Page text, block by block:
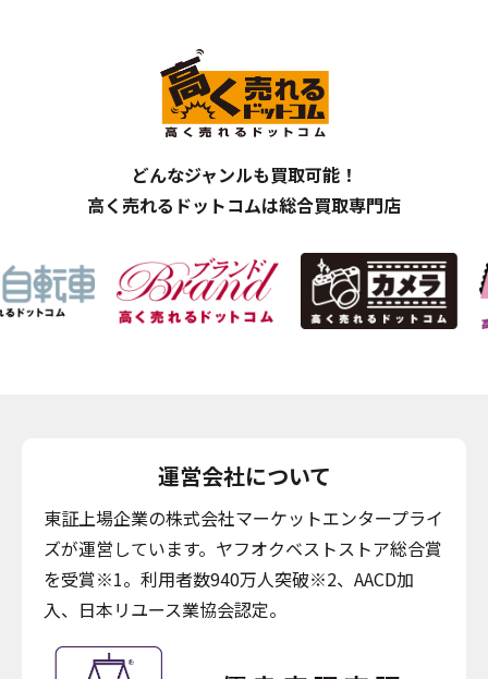
どんなジャンルも買取可能！
高く売れるドットコムは総合買取専門店
運営会社について
東証上場企業の株式会社マーケットエンタープライ
ズが運営しています。ヤフオクベストストア総合賞
を受賞※1。利用者数940万人突破※2、AACD加
入、日本リユース業協会認定。